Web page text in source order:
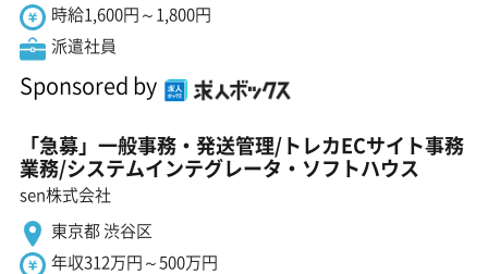
時給1,600円～1,800円
派遣社員
Sponsored by
「急募」一般事務・発送管理/トレカECサイト事務
業務/システムインテグレータ・ソフトハウス
sen株式会社
東京都 渋谷区
年収312万円～500万円